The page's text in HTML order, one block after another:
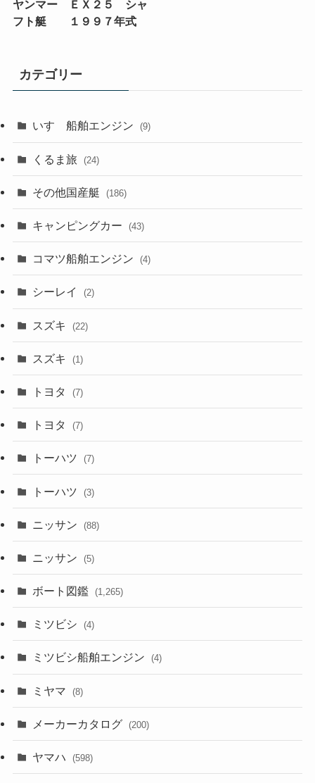
ヤンマー ＥＸ２５ シャ
フト艇 １９９７年式
カテゴリー
いすゞ船舶エンジン (9)
くるま旅 (24)
その他国産艇 (186)
キャンピングカー (43)
コマツ船舶エンジン (4)
シーレイ (2)
スズキ (22)
スズキ (1)
トヨタ (7)
トヨタ (7)
トーハツ (7)
トーハツ (3)
ニッサン (88)
ニッサン (5)
ボート図鑑 (1,265)
ミツビシ (4)
ミツビシ船舶エンジン (4)
ミヤマ (8)
メーカーカタログ (200)
ヤマハ (598)